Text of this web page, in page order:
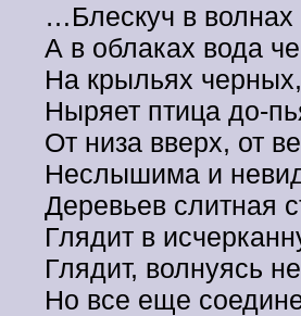
…Блескуч в волнах
А в облаках вода
На крыльях
Ныряет птица до-
От низа вверх, от
Неслышима и
Деревьев слитная
Глядит в
Глядит, волнуясь
Но все еще